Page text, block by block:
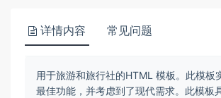
详情内容 常见问题
用于旅游和旅行社的HTML 模板。此模板
最佳功能，并考虑到了现代需求。此模板